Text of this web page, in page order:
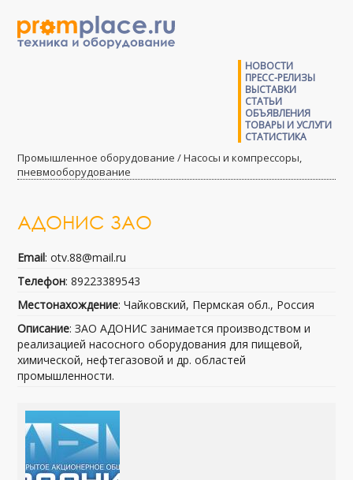
НОВОСТИ
ПРЕСС-РЕЛИЗЫ
ВЫСТАВКИ
СТАТЬИ
ОБЪЯВЛЕНИЯ
ТОВАРЫ И УСЛУГИ
СТАТИСТИКА
Промышленное оборудование / Насосы и компрессоры,
пневмооборудование
АДОНИС ЗАО
Email: otv.88@mail.ru
Телефон: 89223389543
Местонахождение: Чайковский, Пермская обл., Россия
Описание: ЗАО АДОНИС занимается производством и
реализацией насосного оборудования для пищевой,
химической, нефтегазовой и др. областей
промышленности.